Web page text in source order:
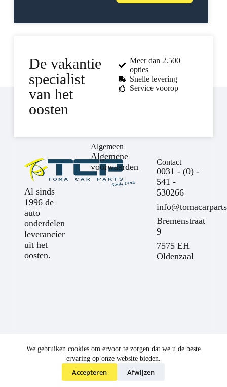
We gebruiken cookies om ervoor te zorgen dat we u de beste
ervaring op onze website bieden.
Accepteren Afwijzen
De vakantie
specialist
van het
oosten
Meer dan 2.500
opties
Snelle levering
Service voorop
Al sinds
1996 de
auto
onderdelen
leverancier
uit het
oosten.
Algemeen
Algemene
voorwaarden
Contact
0031 - (0) -
541 -
530266
Bremenstraat
9
7575 EH
Oldenzaal
Toma Car Parts2025